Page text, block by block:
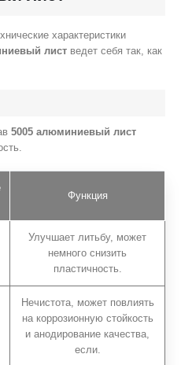
характеристики
лист ведет себя так, как
5005 алюминиевый лист
Функция
Улучшает литьбу, может
немного снизить
пластичность.
Нечистота, может повлиять
на коррозионную стойкость
и анодирование качества,
если.